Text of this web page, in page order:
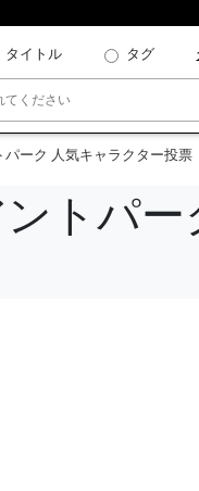
タイトル タグ
ーク 人気キャラクター投票
トパ